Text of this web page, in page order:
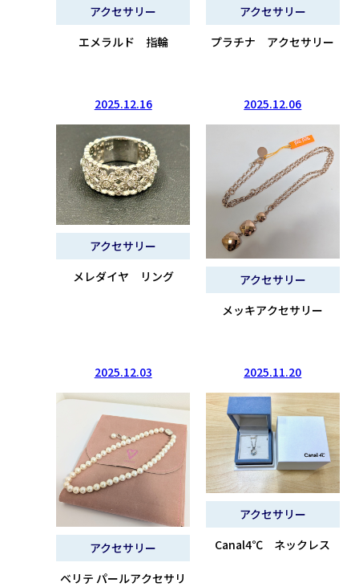
アクセサリー
エメラルド 指輪
アクセサリー
プラチナ アクセサリー
2025.12.16
アクセサリー
メレダイヤ リング
2025.12.06
アクセサリー
メッキアクセサリー
2025.12.03
アクセサリー
ベリテ パールアクセサリ
2025.11.20
アクセサリー
Canal4℃ ネックレス